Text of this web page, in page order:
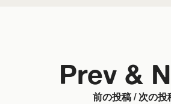
前の投稿 / 次の投
Prev &